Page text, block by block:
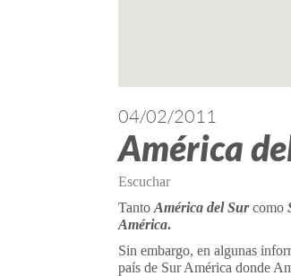
04/02/2011
América
Escuchar
Tanto América del Sur como
América.
Sin embargo, en algunas
país de Sur América donde